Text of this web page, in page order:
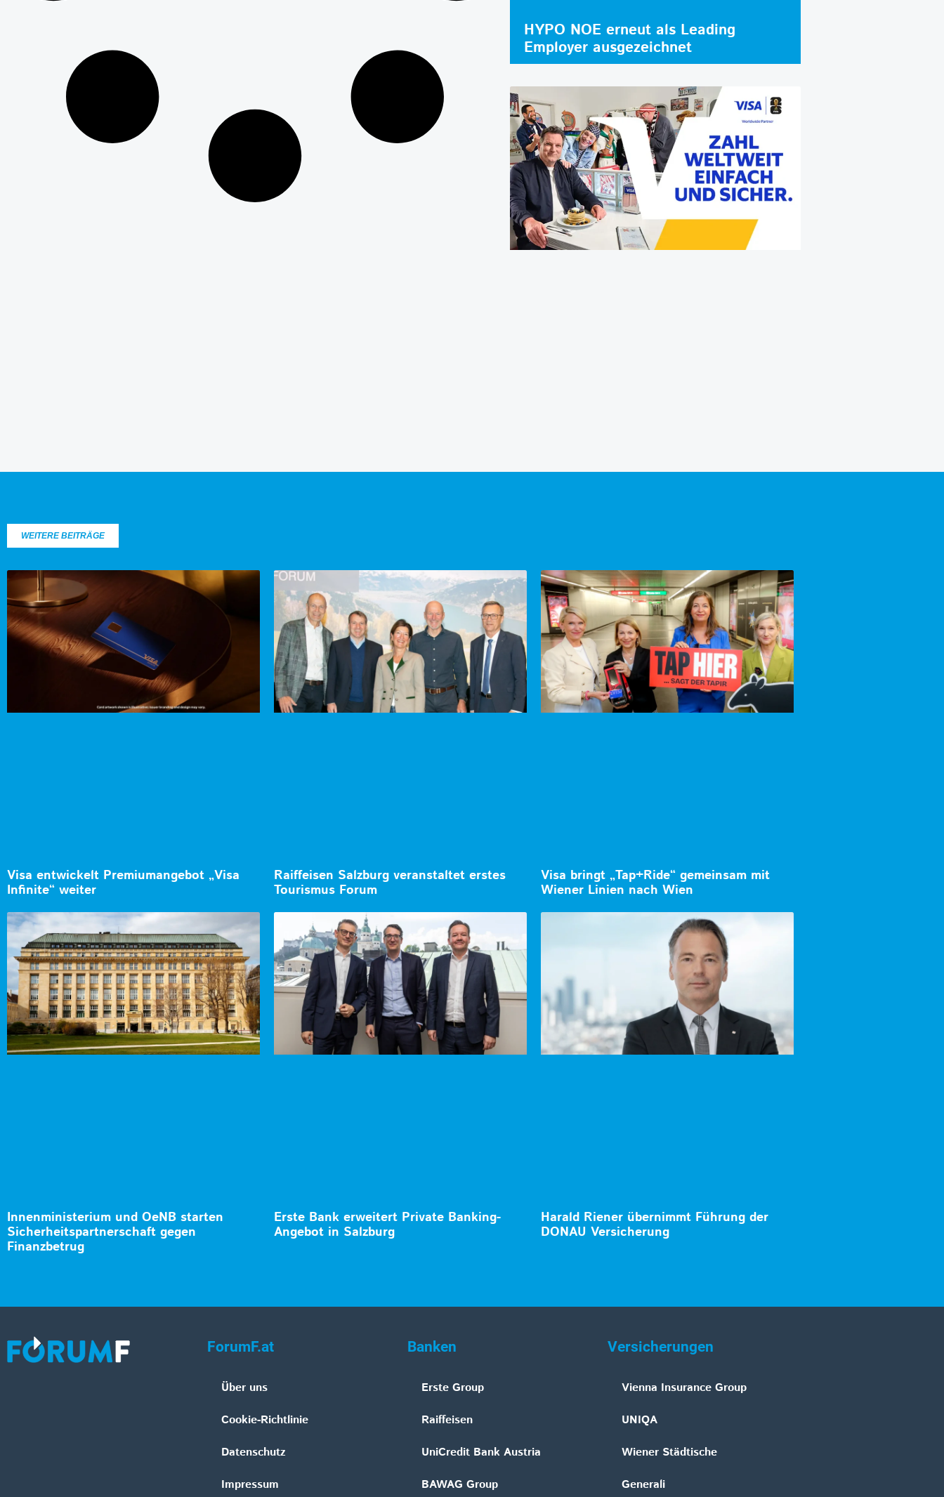
HYPO NOE erneut als Leading
Employer ausgezeichnet
WEITERE BEITRÄGE
Visa entwickelt Premiumangebot „Visa
Infinite“ weiter
Raiffeisen Salzburg veranstaltet erstes
Tourismus Forum
Visa bringt „Tap+Ride“ gemeinsam mit
Wiener Linien nach Wien
Innenministerium und OeNB starten
Sicherheitspartnerschaft gegen
Finanzbetrug
Erste Bank erweitert Private Banking-
Angebot in Salzburg
Harald Riener übernimmt Führung der
DONAU Versicherung
ForumF.at
Über uns
Cookie-Richtlinie
Datenschutz
Impressum
Banken
Erste Group
Raiffeisen
UniCredit Bank Austria
BAWAG Group
Versicherungen
Vienna Insurance Group
UNIQA
Wiener Städtische
Generali